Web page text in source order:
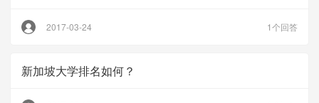
2017-03-24 1个回答
新加坡大学排名如何？